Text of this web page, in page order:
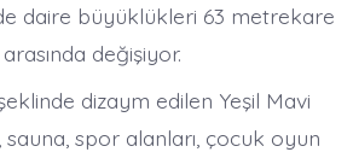
daire büyüklükleri 63 metrekare
değişiyor.
dizaym edilen Yeşil Mavi
spor alanları, çocuk oyun